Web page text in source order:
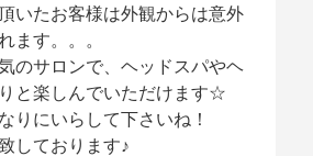
いたお客様は外観からは意外
ます。。。
のサロンで、ヘッドスパやヘ
と楽しんでいただけます☆
りにいらして下さいね！
しております♪